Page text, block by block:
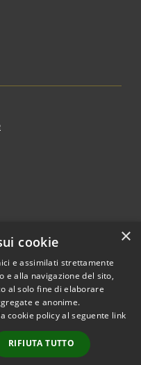
Copyright © 2026 • Comune di
Ornago • Powered by
Municipium•
Accesso
redazione
×
cookie
e assimilati strettamente
e alla navigazione del sito,
al solo fine di elaborare
e anonime.
cookie policy al seguente link
RIFIUTA TUTTO